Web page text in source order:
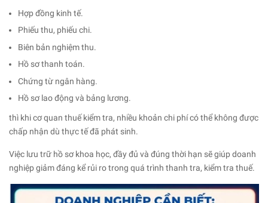
Hợp đồng kinh tế.
Phiếu thu, phiếu chi.
Biên bản nghiệm thu.
Hồ sơ thanh toán.
Chứng từ ngân hàng.
Hồ sơ lao động và bảng lương.
thì khi cơ quan thuế kiểm tra, nhiều khoản chi phí có thể không được
chấp nhận dù thực tế đã phát sinh.
Việc lưu trữ hồ sơ khoa học, đầy đủ và đúng thời hạn sẽ giúp doanh
nghiệp giảm đáng kể rủi ro trong quá trình thanh tra, kiểm tra thuế.